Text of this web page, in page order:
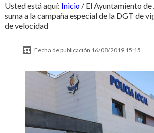
Usted está aquí: Inicio / El Ayuntamiento
suma a la campaña especial de la DGT de
de velocidad
Fecha de publicación 16/08/2019 15:15